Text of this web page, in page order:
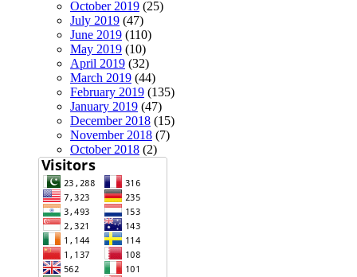
October 2019 (25)
July 2019 (47)
June 2019 (110)
May 2019 (10)
April 2019 (32)
March 2019 (44)
February 2019 (135)
January 2019 (47)
December 2018 (15)
November 2018 (7)
October 2018 (2)